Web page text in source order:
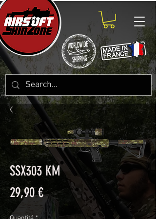
SSX303 KM
29,90 €Prix